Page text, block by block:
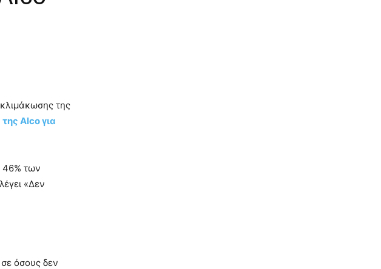
της
Alco για
46% των
«Δεν
όσους δεν